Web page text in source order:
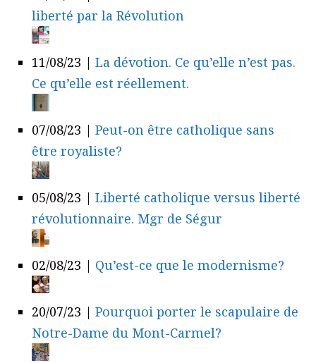
liberté par la Révolution
11/08/23 | La dévotion. Ce qu’elle n’est pas.
Ce qu’elle est réellement.
07/08/23 | Peut-on être catholique sans
être royaliste?
05/08/23 | Liberté catholique versus liberté
révolutionnaire. Mgr de Ségur
02/08/23 | Qu’est-ce que le modernisme?
20/07/23 | Pourquoi porter le scapulaire de
Notre-Dame du Mont-Carmel?